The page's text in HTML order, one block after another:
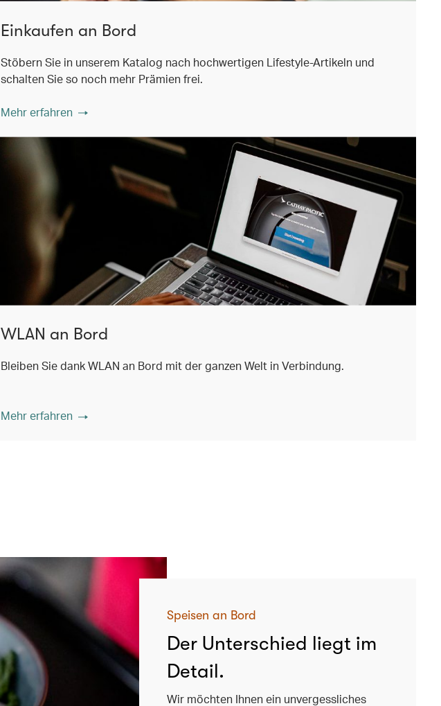
Einkaufen an Bord
Stöbern Sie in unserem Katalog nach hochwertigen Lifestyle-Artikeln und
schalten Sie so noch mehr Prämien frei.
Mehr erfahren
WLAN an Bord
Bleiben Sie dank WLAN an Bord mit der ganzen Welt in Verbindung.
Mehr erfahren
Speisen an Bord
Der Unterschied liegt im
Detail.
Wir möchten Ihnen ein unvergessliches